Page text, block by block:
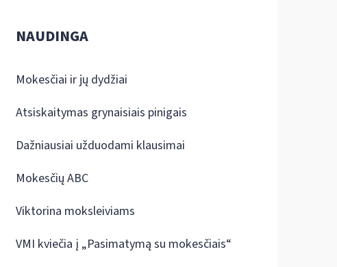
NAUDINGA
Mokesčiai ir jų dydžiai
Atsiskaitymas grynaisiais pinigais
Dažniausiai užduodami klausimai
Mokesčių ABC
Viktorina moksleiviams
VMI kviečia į „Pasimatymą su mokesčiais“